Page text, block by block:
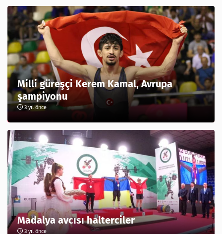
Milli güreşçi Kerem Kamal, Avrupa
şampiyonu
3 yıl önce
Madalya avcısı halterciler
3 yıl önce